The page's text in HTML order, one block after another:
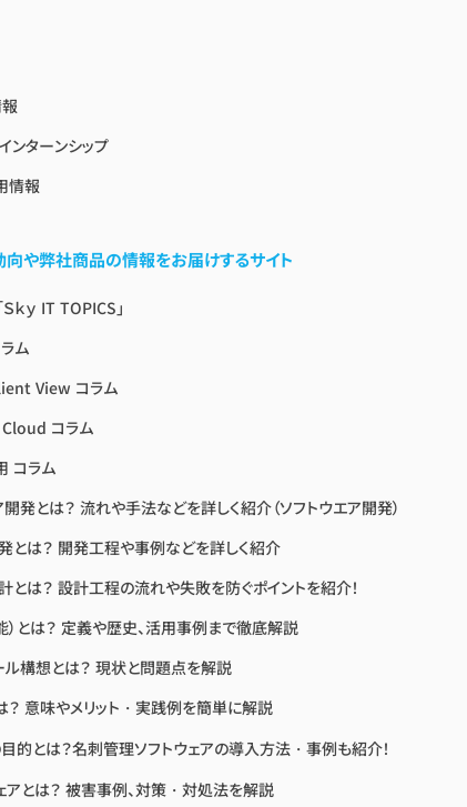
ンターンシップ
情報
や弊社商品の情報をお届けするサイト
ｋｙ IT TOPICS」
ム
View コラム
コラム
コラム
開発とは？ 流れや手法などを詳しく紹介（ソフトウエア開発）
とは？ 開発工程や事例などを詳しく紹介
とは？ 設計工程の流れや失敗を防ぐポイントを紹介！
）とは？ 定義や歴史、活用事例まで徹底解説
ル構想とは？ 現状と問題点を解説
？ 意味やメリット・実践例を簡単に解説
的とは？名刺管理ソフトウェアの導入方法・事例も紹介！
アとは？ 被害事例、対策・対処法を解説